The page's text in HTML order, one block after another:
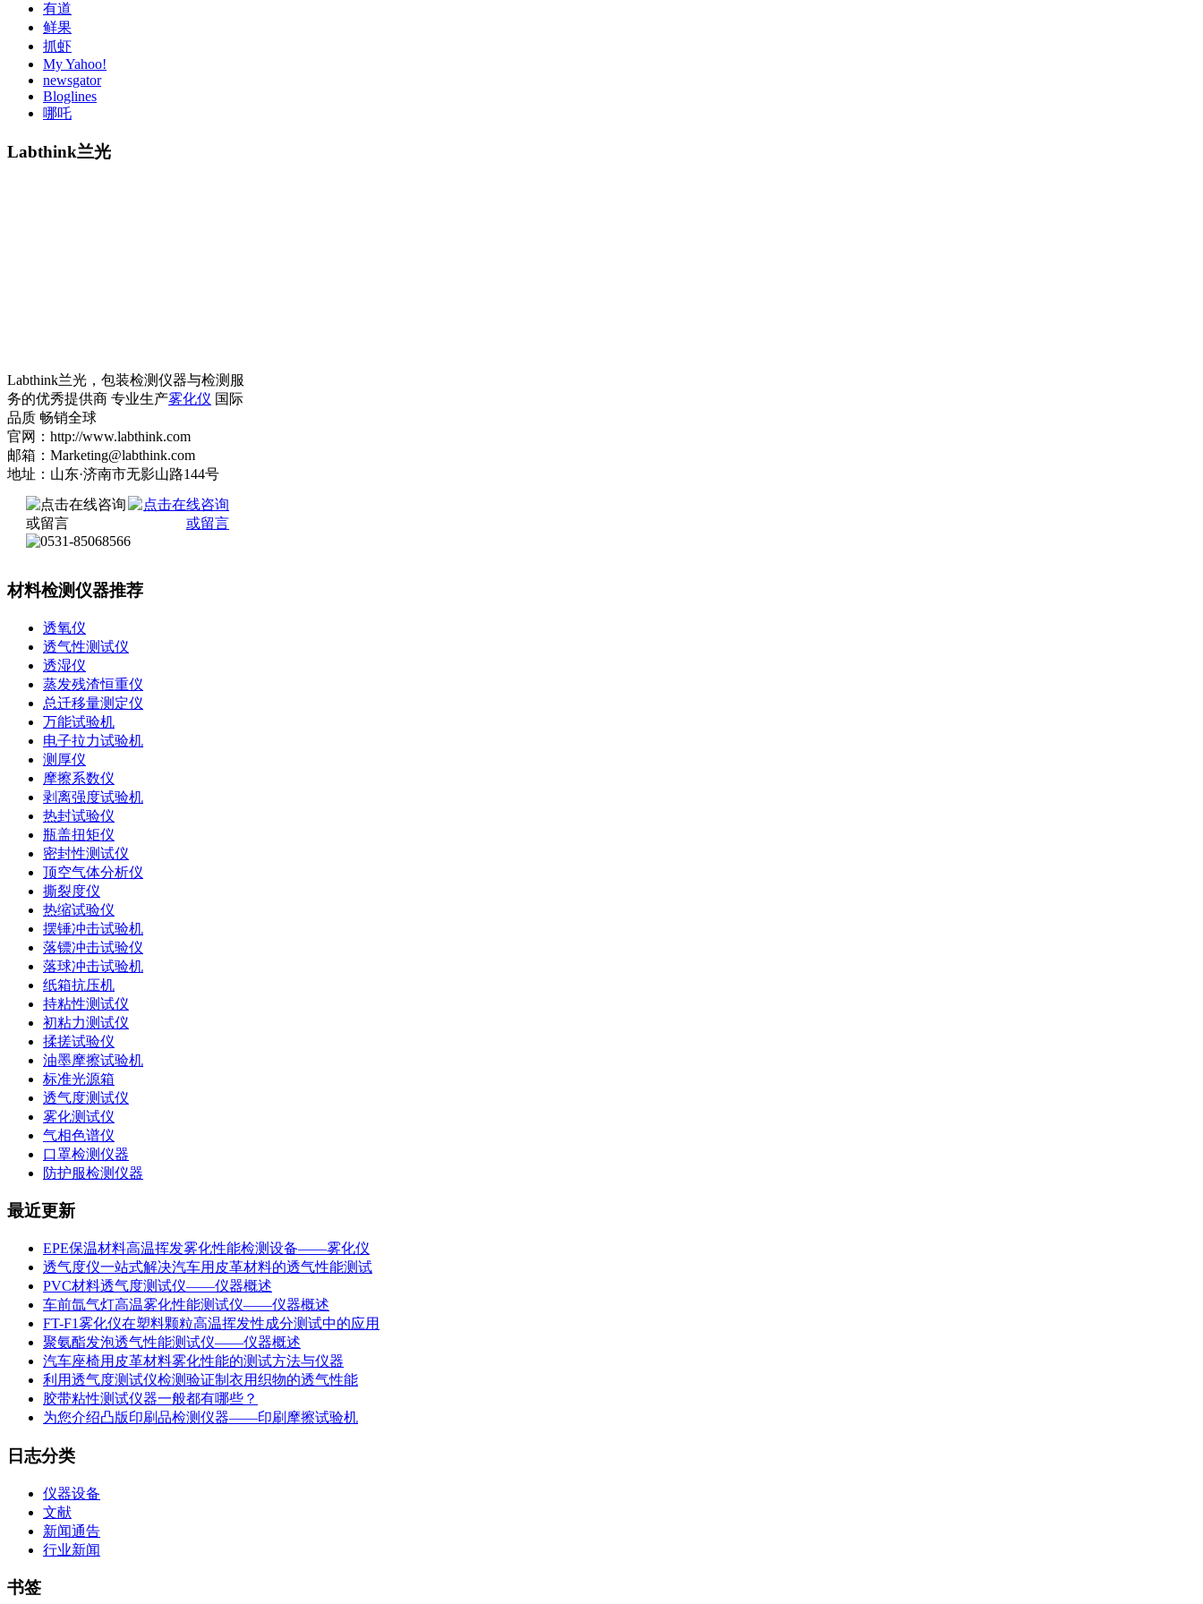
有道
鲜果
抓虾
My Yahoo!
newsgator
Bloglines
哪吒
Labthink兰光
Labthink兰光，包装检测仪器与检测服
务的优秀提供商 专业生产雾化仪 国际
品质 畅销全球
官网：http://www.labthink.com
邮箱：Marketing@labthink.com
地址：山东·济南市无影山路144号
材料检测仪器推荐
透氧仪
透气性测试仪
透湿仪
蒸发残渣恒重仪
总迁移量测定仪
万能试验机
电子拉力试验机
测厚仪
摩擦系数仪
剥离强度试验机
热封试验仪
瓶盖扭矩仪
密封性测试仪
顶空气体分析仪
撕裂度仪
热缩试验仪
摆锤冲击试验机
落镖冲击试验仪
落球冲击试验机
纸箱抗压机
持粘性测试仪
初粘力测试仪
揉搓试验仪
油墨摩擦试验机
标准光源箱
透气度测试仪
雾化测试仪
气相色谱仪
口罩检测仪器
防护服检测仪器
最近更新
EPE保温材料高温挥发雾化性能检测设备——雾化仪
透气度仪一站式解决汽车用皮革材料的透气性能测试
PVC材料透气度测试仪——仪器概述
车前氙气灯高温雾化性能测试仪——仪器概述
FT-F1雾化仪在塑料颗粒高温挥发性成分测试中的应用
聚氨酯发泡透气性能测试仪——仪器概述
汽车座椅用皮革材料雾化性能的测试方法与仪器
利用透气度测试仪检测验证制衣用织物的透气性能
胶带粘性测试仪器一般都有哪些？
为您介绍凸版印刷品检测仪器——印刷摩擦试验机
日志分类
仪器设备
文献
新闻通告
行业新闻
书签